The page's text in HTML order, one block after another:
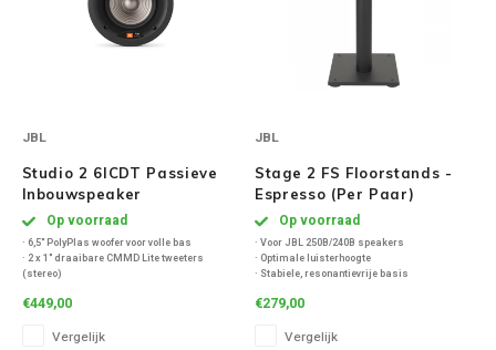
JBL
Studio 2 6ICDT Passieve
Inbouwspeaker
Op voorraad
· 6,5" PolyPlas woofer voor volle bas
· 2 x 1" draaibare CMMD Lite tweeters
(stereo)
· 30 Hz – 20 kHz | 88 dB | 8 ohm
€449,00
Vergelijk
JBL
Stage 2 FS Floorstands -
Espresso (Per Paar)
Op voorraad
· Voor JBL 250B/240B speakers
· Optimale luisterhoogte
· Stabiele, resonantievrije basis
· Geïntegreerd kabelbeheer
· Inhoud doos: 2 standaarden, sokkels,
€279,00
Vergelijk